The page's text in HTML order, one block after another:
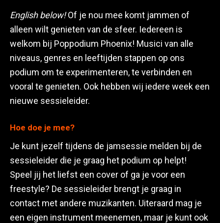
English below!Of je nou mee komt jammen of
alleen wilt genieten van de sfeer. Iedereen is
welkom bij Poppodium Phoenix! Musici van alle
niveaus, genres en leeftijden stappen op ons
podium om te experimenteren, te verbinden en
vooral te genieten. Ook hebben wij iedere week een
nieuwe sessieleider.
Hoe doe je mee?
Je kunt jezelf tijdens de jamsessie melden bij de
sessieleider die je graag het podium op helpt!
Speel jij het liefst een cover of ga je voor een
freestyle? De sessieleider brengt je graag in
contact met andere muzikanten. Uiteraard mag je
een eigen instrument meenemen, maar je kunt ook